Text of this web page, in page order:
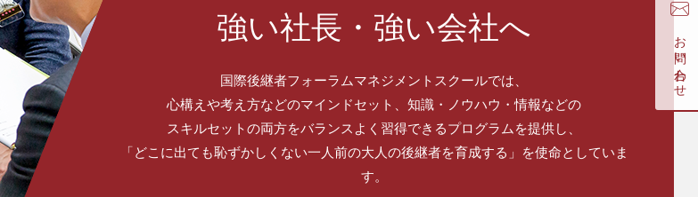
お問い合わせ
強い社長・強い会社へ
国際後継者フォーラムマネジメントスクールでは、
心構えや考え方などのマインドセット、知識・ノウハウ・情報などの
スキルセットの両方をバランスよく習得できるプログラムを提供し、
「どこに出ても恥ずかしくない一人前の大人の後継者を育成する」を使命としていま
す。